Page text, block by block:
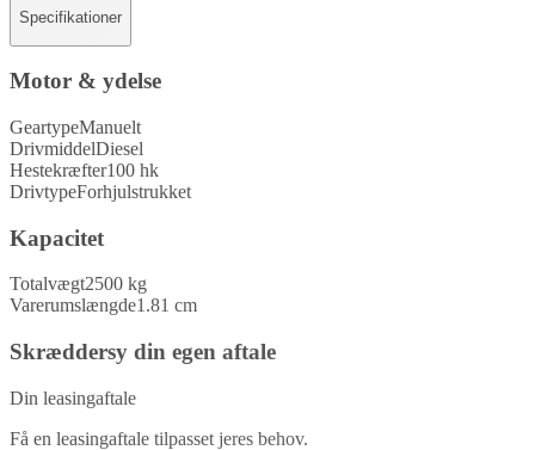
Specifikationer
Motor & ydelse
GeartypeManuelt
DrivmiddelDiesel
Hestekræfter100 hk
DrivtypeForhjulstrukket
Kapacitet
Totalvægt2500 kg
Varerumslængde1.81 cm
Skræddersy din egen aftale
Din leasingaftale
Få en leasingaftale tilpasset jeres behov.